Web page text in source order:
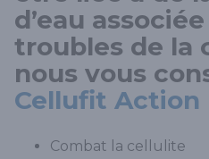
d’eau
troubles de la
nous vous
Cellufit Action
Combat la cellulite